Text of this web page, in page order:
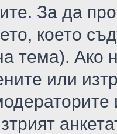
За да
което
тема). Ако
или